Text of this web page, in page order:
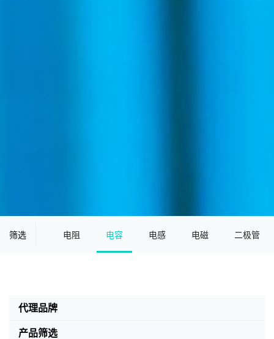
筛选 电阻 电容 电感 电磁 二极管
代理品牌
产品筛选